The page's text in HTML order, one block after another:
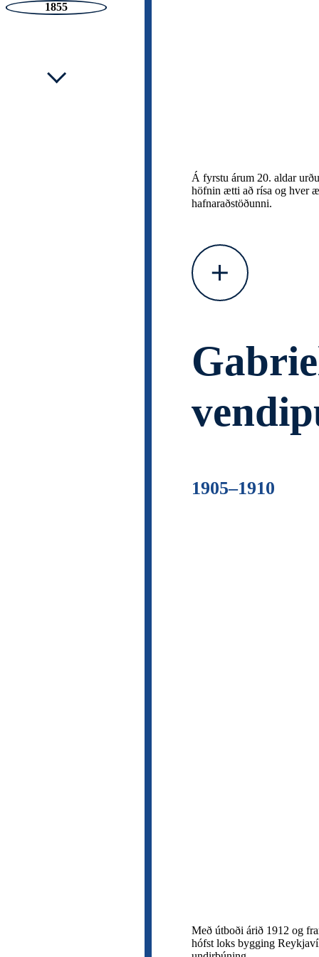
1855
Á fyrstu árum 20. aldar
höfnin ætti að rísa og hver
hafnaraðstöðunni.
1905–1910
Með útboði árið 1912 og
hófst loks bygging